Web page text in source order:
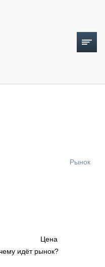
Рынок
Цена
идёт рынок?